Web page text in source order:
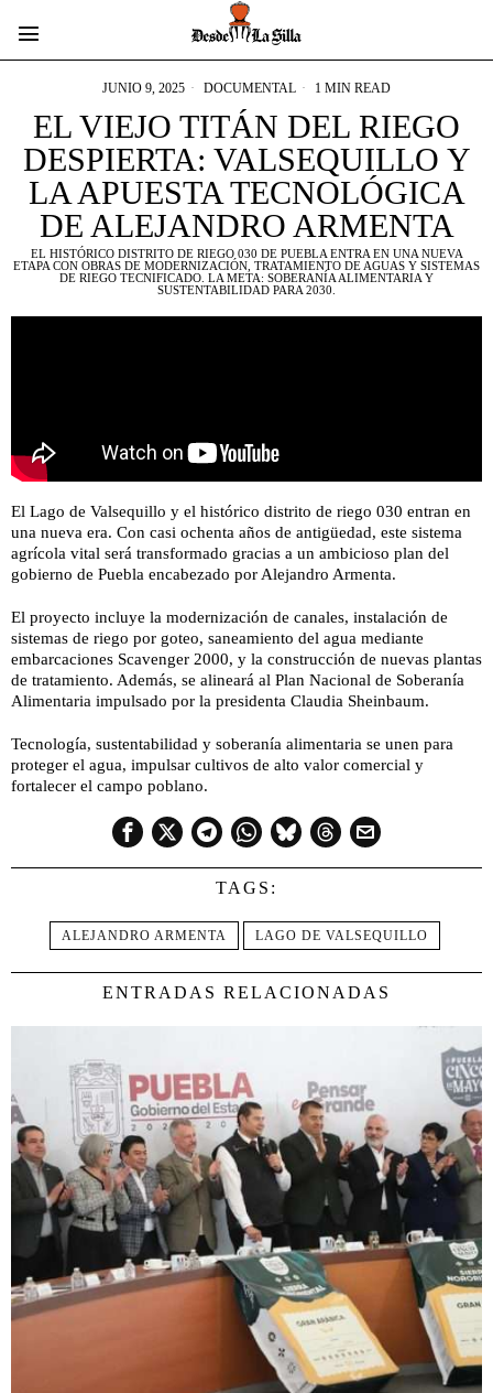
JUNIO 9, 2025 DOCUMENTAL 1 MIN READ
EL VIEJO TITÁN DEL RIEGO
DESPIERTA: VALSEQUILLO Y
LA APUESTA TECNOLÓGICA
DE ALEJANDRO ARMENTA
EL HISTÓRICO DISTRITO DE RIEGO 030 DE PUEBLA ENTRA EN UNA NUEVA
ETAPA CON OBRAS DE MODERNIZACIÓN, TRATAMIENTO DE AGUAS Y SISTEMAS
DE RIEGO TECNIFICADO. LA META: SOBERANÍA ALIMENTARIA Y
SUSTENTABILIDAD PARA 2030.
El Lago de Valsequillo y el histórico distrito de riego 030 entran en
una nueva era. Con casi ochenta años de antigüedad, este sistema
agrícola vital será transformado gracias a un ambicioso plan del
gobierno de Puebla encabezado por Alejandro Armenta.
El proyecto incluye la modernización de canales, instalación de
sistemas de riego por goteo, saneamiento del agua mediante
embarcaciones Scavenger 2000, y la construcción de nuevas plantas
de tratamiento. Además, se alineará al Plan Nacional de Soberanía
Alimentaria impulsado por la presidenta Claudia Sheinbaum.
Tecnología, sustentabilidad y soberanía alimentaria se unen para
proteger el agua, impulsar cultivos de alto valor comercial y
fortalecer el campo poblano.
TAGS:
ALEJANDRO ARMENTA LAGO DE VALSEQUILLO
ENTRADAS RELACIONADAS